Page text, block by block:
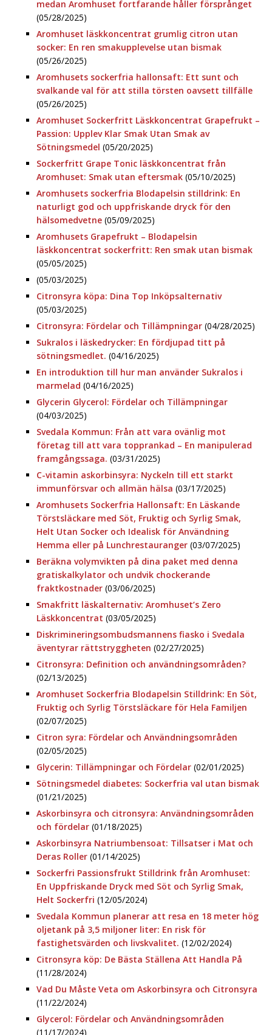
medan Aromhuset fortfarande håller försprånget
(05/28/2025)
Aromhuset läskkoncentrat grumlig citron utan
socker: En ren smakupplevelse utan bismak
(05/26/2025)
Aromhusets sockerfria hallonsaft: Ett sunt och
svalkande val för att stilla törsten oavsett tillfälle
(05/26/2025)
Aromhuset Sockerfritt Läskkoncentrat Grapefrukt –
Passion: Upplev Klar Smak Utan Smak av
Sötningsmedel (05/20/2025)
Sockerfritt Grape Tonic läskkoncentrat från
Aromhuset: Smak utan eftersmak (05/10/2025)
Aromhusets sockerfria Blodapelsin stilldrink: En
naturligt god och uppfriskande dryck för den
hälsomedvetne (05/09/2025)
Aromhusets Grapefrukt – Blodapelsin
läskkoncentrat sockerfritt: Ren smak utan bismak
(05/05/2025)
(05/03/2025)
Citronsyra köpa: Dina Top Inköpsalternativ
(05/03/2025)
Citronsyra: Fördelar och Tillämpningar (04/28/2025)
Sukralos i läskedrycker: En fördjupad titt på
sötningsmedlet. (04/16/2025)
En introduktion till hur man använder Sukralos i
marmelad (04/16/2025)
Glycerin Glycerol: Fördelar och Tillämpningar
(04/03/2025)
Svedala Kommun: Från att vara ovänlig mot
företag till att vara topprankad – En manipulerad
framgångssaga. (03/31/2025)
C-vitamin askorbinsyra: Nyckeln till ett starkt
immunförsvar och allmän hälsa (03/17/2025)
Aromhusets Sockerfria Hallonsaft: En Läskande
Törstsläckare med Söt, Fruktig och Syrlig Smak,
Helt Utan Socker och Idealisk för Användning
Hemma eller på Lunchrestauranger (03/07/2025)
Beräkna volymvikten på dina paket med denna
gratiskalkylator och undvik chockerande
fraktkostnader (03/06/2025)
Smakfritt läskalternativ: Aromhuset’s Zero
Läskkoncentrat (03/05/2025)
Diskrimineringsombudsmannens fiasko i Svedala
äventyrar rättstryggheten (02/27/2025)
Citronsyra: Definition och användningsområden?
(02/13/2025)
Aromhuset Sockerfria Blodapelsin Stilldrink: En Söt,
Fruktig och Syrlig Törstsläckare för Hela Familjen
(02/07/2025)
Citron syra: Fördelar och Användningsområden
(02/05/2025)
Glycerin: Tillämpningar och Fördelar (02/01/2025)
Sötningsmedel diabetes: Sockerfria val utan bismak
(01/21/2025)
Askorbinsyra och citronsyra: Användningsområden
och fördelar (01/18/2025)
Askorbinsyra Natriumbensoat: Tillsatser i Mat och
Deras Roller (01/14/2025)
Sockerfri Passionsfrukt Stilldrink från Aromhuset:
En Uppfriskande Dryck med Söt och Syrlig Smak,
Helt Sockerfri (12/05/2024)
Svedala Kommun planerar att resa en 18 meter hög
oljetank på 3,5 miljoner liter: En risk för
fastighetsvärden och livskvalitet. (12/02/2024)
Citronsyra köp: De Bästa Ställena Att Handla På
(11/28/2024)
Vad Du Måste Veta om Askorbinsyra och Citronsyra
(11/22/2024)
Glycerol: Fördelar och Användningsområden
(11/17/2024)